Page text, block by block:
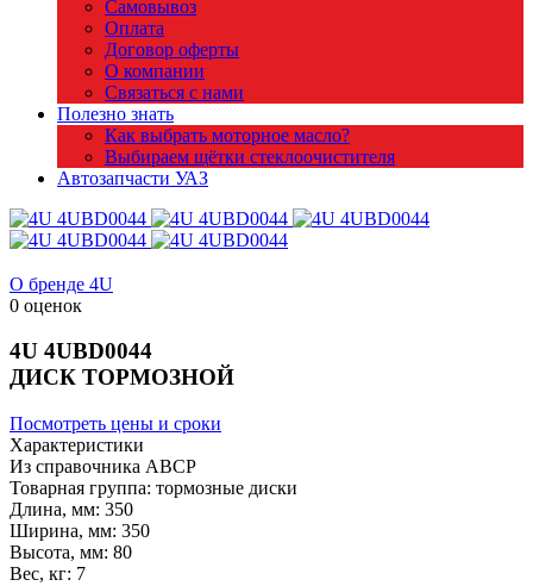
Самовывоз
Оплата
Договор оферты
О компании
Связаться с нами
Полезно знать
Как выбрать моторное масло?
Выбираем щётки стеклоочистителя
Автозапчасти УАЗ
О бренде 4U
0 оценок
4U 4UBD0044
ДИСК ТОРМОЗНОЙ
Посмотреть цены и сроки
Характеристики
Из справочника ABCP
Товарная группа: тормозные диски
Длина, мм: 350
Ширина, мм: 350
Высота, мм: 80
Вес, кг: 7